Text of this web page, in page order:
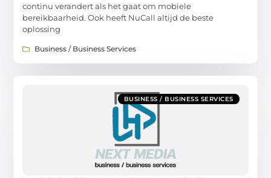
continu verandert als het gaat om mobiele
bereikbaarheid. Ook heeft NuCall altijd de beste
oplossing
Business / Business Services
BUSINESS / BUSINESS SERVICES